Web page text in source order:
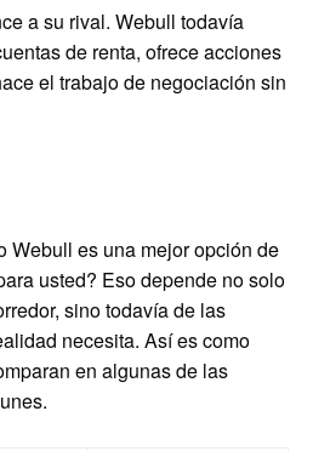
a su rival. Webull todavía
de renta, ofrece acciones
el trabajo de negociación sin
Webull es una mejor opción de
usted? Eso depende no solo
sino todavía de las
necesita. Así es como
en algunas de las